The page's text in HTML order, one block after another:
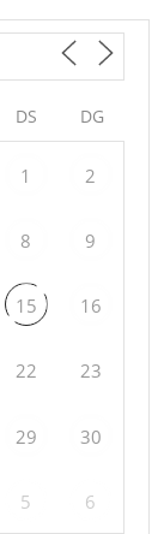
DS DG
1 2
8 9
15 16
22 23
29 30
5 6